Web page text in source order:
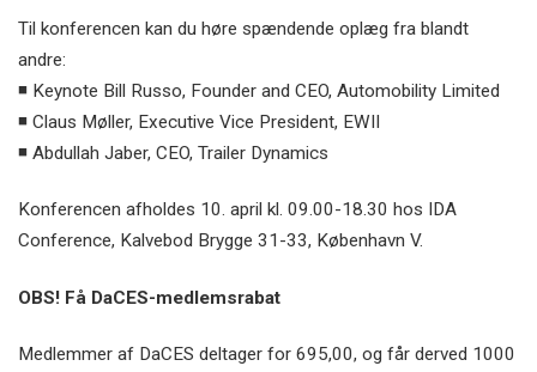
Til konferencen kan du høre spændende oplæg fra blandt
andre:
◾ Keynote Bill Russo, Founder and CEO, Automobility Limited
◾ Claus Møller, Executive Vice President, EWII
◾ Abdullah Jaber, CEO, Trailer Dynamics
Konferencen afholdes 10. april kl. 09.00-18.30 hos IDA
Conference, Kalvebod Brygge 31-33, København V.
OBS! Få DaCES-medlemsrabat
Medlemmer af DaCES deltager for 695,00, og får derved 1000